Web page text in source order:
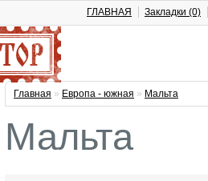
ГЛАВНАЯ Закладки (0)
Главная » Европа - южная » Мальта
Мальта